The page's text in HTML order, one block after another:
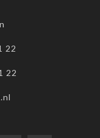
22
22